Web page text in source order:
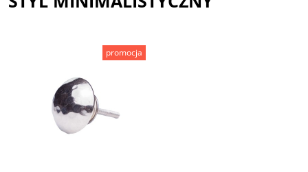
promocja